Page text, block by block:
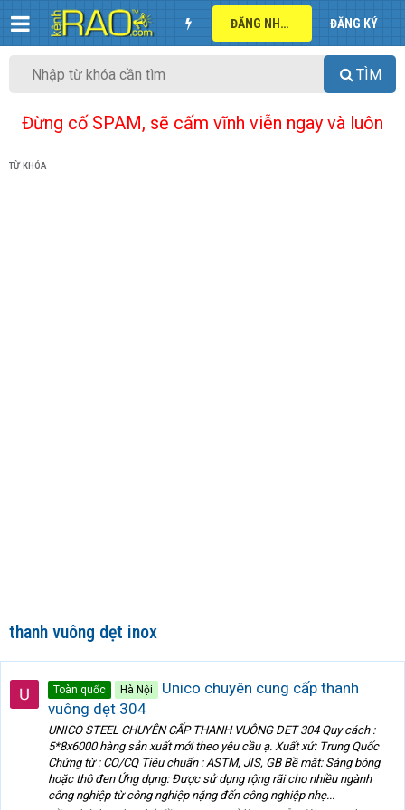
ĐĂNG NHẬP ĐĂNG KÝ
TÌM
Đừng cố SPAM, sẽ cấm vĩnh viễn ngay và luôn
TỪ KHÓA
thanh vuông dẹt inox
Toàn quốc Hà Nội
Unico chuyên cung cấp thanh
vuông dẹt 304
UNICO STEEL CHUYÊN CẤP THANH VUÔNG DẸT 304 Quy cách :
5*8x6000 hàng sản xuất mới theo yêu cầu ạ. Xuất xứ: Trung Quốc
Chứng từ : CO/CQ Tiêu chuẩn : ASTM, JIS, GB Bề mặt: Sáng bóng
hoặc thô đen Ứng dụng: Được sử dụng rộng rãi cho nhiều ngành
công nghiệp từ công nghiệp nặng đến công nghiệp nhẹ...